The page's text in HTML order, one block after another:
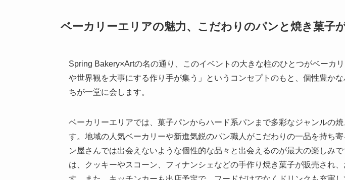
ベーカリーエリアの魅力、こだわりのパンと焼き菓子
Spring Bakery×Artの名の通り、このイベントの大きな柱のひとつがベーカ
や世界観を大事にする作り手が集う」というコンセプトのもと、個性豊か
ちが一堂に会します。
ベーカリーエリアでは、菓子パンからハード系パンまで多彩なジャンルの焼
す。地域の人気ベーカリーや新進気鋭のパン職人がこだわりの一品を持ち
ン屋さんでは出会えないような個性的な品々と出会えるのが最大の楽しみ
は、クッキーやスコーン、フィナンシェなどの手作り焼き菓子が販売され